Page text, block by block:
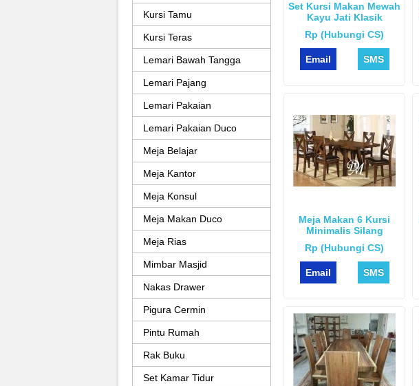
Set Kursi Makan Mewah
Kayu Jati Klasik
Rp (Hubungi CS)
Email SMS
Meja Makan 6 Kursi
Minimalis Silang
Rp (Hubungi CS)
Email SMS
Kursi Tamu
Kursi Teras
Lemari Bawah Tangga
Lemari Pajang
Lemari Pakaian
Lemari Pakaian Duco
Meja Belajar
Meja Kantor
Meja Konsul
Meja Makan Duco
Meja Rias
Mimbar Masjid
Nakas Drawer
Pigura Cermin
Pintu Rumah
Rak Buku
Set Kamar Tidur